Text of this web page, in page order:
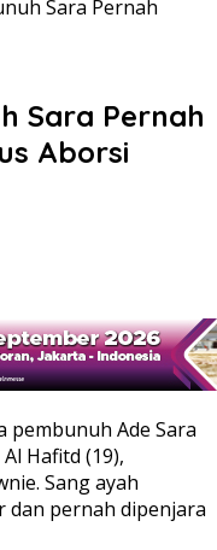
Sara Pernah
Sara Pernah
Aborsi
pembunuh Ade Sara
Hafitd (19),
Sang ayah
pernah dipenjara